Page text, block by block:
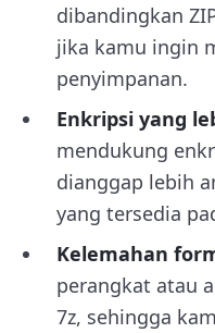
dibandingkan
jika kamu ingin
penyimpanan.
Enkripsi yang
mendukung
dianggap lebih
yang tersedia
Kelemahan
perangkat atau
7z, sehingga